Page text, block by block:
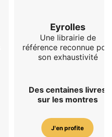
Eyrolles
Une librairie de
référence reconnue
son exhaustivité
Des centaines livres
sur les montres
J'en profite